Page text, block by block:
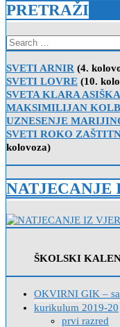
PRETRAŽI
Search
for:
SVETI ARNIR (4.
SVETI LOVRE (10.
SVETA KLARA ASIŠKA
MAKSIMILIJAN
UZNESENJE
SVETI ROKO
kolovoza)
NATJECANJE
ŠKOLSKI
OKVIRNI GIK –
kurikulum 2019-20
prvi razred